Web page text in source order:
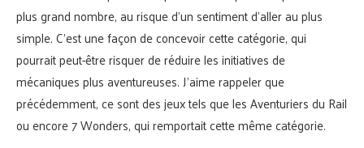
plus grand nombre, au risque d’un sentiment d’aller au plus
simple. C’est une façon de concevoir cette catégorie, qui
pourrait peut-être risquer de réduire les initiatives de
mécaniques plus aventureuses. J’aime rappeler que
précédemment, ce sont des jeux tels que les Aventuriers du Rail
ou encore 7 Wonders, qui remportait cette même catégorie.